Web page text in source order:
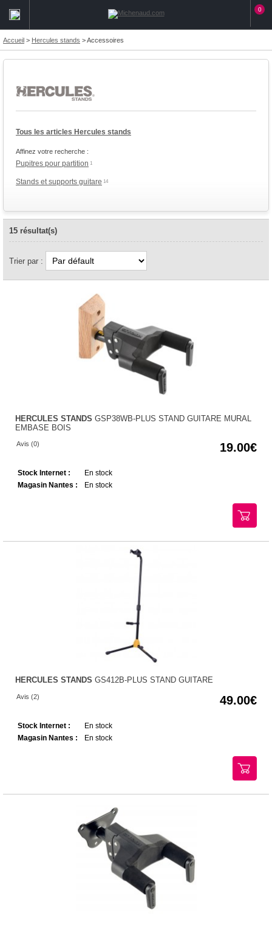
0
Accueil > Hercules stands >Accessoires
Tous les articles Hercules stands
Affinez votre recherche :
Pupitres pour partition 1
Stands et supports guitare 14
15 résultat(s)
Trier par :
HERCULES STANDS GSP38WB-PLUS STAND GUITARE MURAL
EMBASE BOIS
Avis (0) 19.00
Stock Internet :
En stock
Magasin Nantes :
En stock
HERCULES STANDS GS412B-PLUS STAND GUITARE
Avis (2) 49.00
Stock Internet :
En stock
Magasin Nantes :
En stock